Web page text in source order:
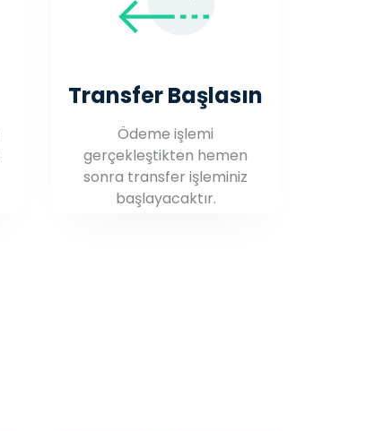
Transfer Başlasın
Ödeme işlemi
gerçekleştikten hemen
sonra transfer işleminiz
başlayacaktır.